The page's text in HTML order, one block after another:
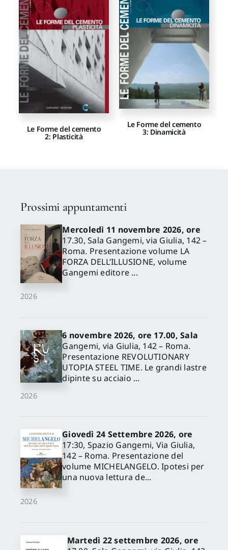
Proposte di pubblicazione
Gangemi Editore
Newsletter
Le Forme del cemento
2: Plasticità
Le Forme del cemento
3: Dinamicità
Prossimi appuntamenti
2026
Mercoledì 11 novembre 2026, ore
17.30, Sala Gangemi, via Giulia, 142 –
Roma. Presentazione volume LA
FORZA DELL’ILLUSIONE, volume
Gangemi editore ...
2026
6 novembre 2026, ore 17.00, Sala
Gangemi, via Giulia, 142 – Roma.
Presentazione REVOLUTIONARY
UTOPIA STEEL TIME. Le grandi lastre
dipinte su acciaio ...
2026
Giovedì 24 Settembre 2026, ore
17:30, Spazio Gangemi, Via Giulia,
142 – Roma. Presentazione del
volume MICHELANGELO. Ipotesi per
una nuova lettura de...
Martedì 22 settembre 2026, ore